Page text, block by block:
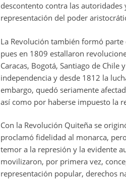
descontento contra las
representación del poder
La Revolución también formó
pues en 1809 estallaron
Caracas, Bogotá, Santiago de
independencia y desde 1812 la
embargo, quedó seriamente
así como por haberse impuesto la
Con la Revolución Quiteña se
proclamó fidelidad al monarca,
temor a la represión y la evidente
movilizaron, por primera vez,
representación popular, derechos